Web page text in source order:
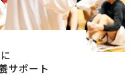
サポート